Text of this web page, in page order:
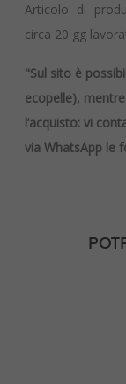
Articolo di
circa 20 gg
"Sul sito è
ecopelle),
l’acquisto: vi
via WhatsApp le